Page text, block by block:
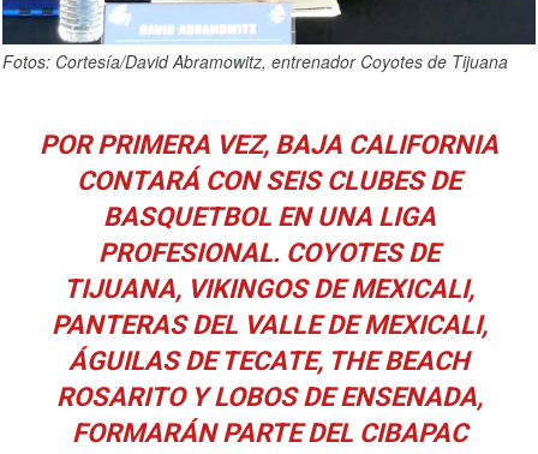
Fotos: Cortesía/David Abramowitz, entrenador Coyotes de Tijuana
POR PRIMERA VEZ, BAJA CALIFORNIA
CONTARÁ CON SEIS CLUBES DE
BASQUETBOL EN UNA LIGA
PROFESIONAL. COYOTES DE
TIJUANA, VIKINGOS DE MEXICALI,
PANTERAS DEL VALLE DE MEXICALI,
ÁGUILAS DE TECATE, THE BEACH
ROSARITO Y LOBOS DE ENSENADA,
FORMARÁN PARTE DEL CIBAPAC